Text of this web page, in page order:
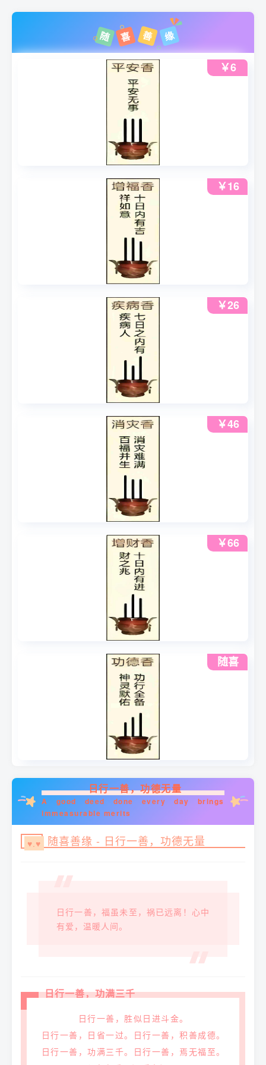
随 喜 善 缘
￥6
￥16
￥26
￥46
￥66
随喜
日行一善，功德无量
A good deed done every day brings
immeasurable merits
♥. ♥ 随喜善缘 - 日行一善，功德无量
日行一善，福虽未至，祸已远离！心中
有爱，温暖人间。
日行一善，功满三千
日行一善，胜似日进斗金。
日行一善，日省一过。日行一善，积善成德。
日行一善，功满三千。日行一善，焉无福至。